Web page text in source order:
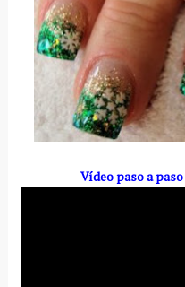
Vídeo paso a